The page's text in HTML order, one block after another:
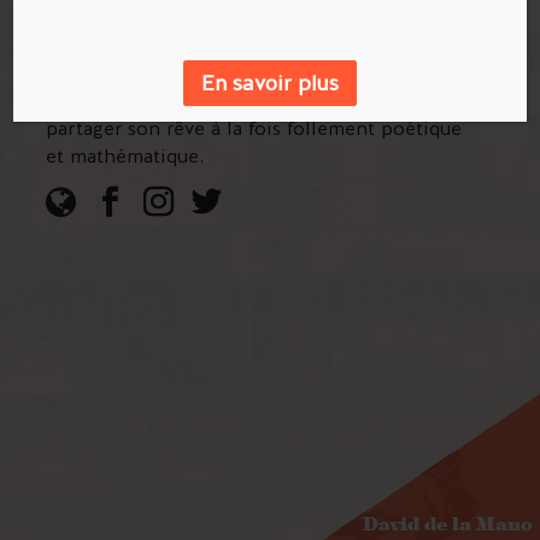
incontestable, tant dans la rue qu’en galerie. A
travers ses fresques, l’artiste polonais nous fait
partager son rêve à la fois follement poétique
et mathématique.
David de la Mano
En savoir plus